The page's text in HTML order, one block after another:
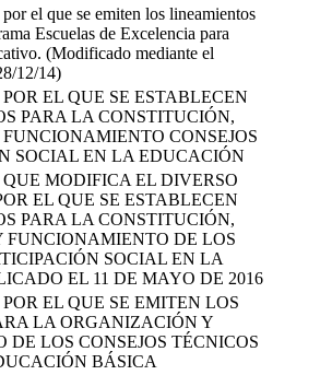
el que se emiten los lineamientos
Escuelas de Excelencia para
(Modificado mediante el
12/14)
EL QUE SE ESTABLECEN
PARA LA CONSTITUCIÓN,
CONSEJOS
SOCIAL EN LA EDUCACIÓN
QUE MODIFICA EL DIVERSO
EL QUE SE ESTABLECEN
PARA LA CONSTITUCIÓN,
FUNCIONAMIENTO DE LOS
SOCIAL EN LA
EL 11 DE MAYO DE 2016
EL QUE SE EMITEN LOS
LA ORGANIZACIÓN Y
LOS CONSEJOS TÉCNICOS
BÁSICA